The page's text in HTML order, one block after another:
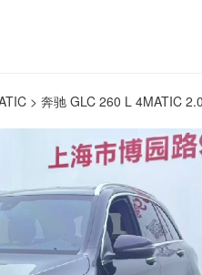
> 奔驰 GLC 260 L 4MATIC